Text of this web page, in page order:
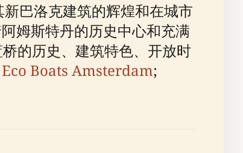
巴洛克建筑的辉煌和在城市
姆斯特丹的历史中心和充满
的历史、建筑特色、开放时
Eco Boats Amsterdam;